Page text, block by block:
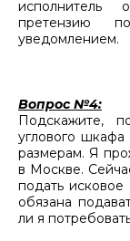
исполнитель
претензию
уведомлением.
Вопрос №4:
Подскажите,
углового
размерам. Я
в Москве.
подать исковое
обязана
ли я